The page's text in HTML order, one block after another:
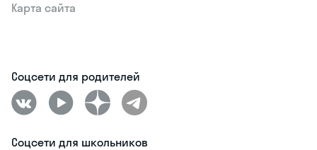
Карта сайта
Соцсети для родителей
Соцсети для школьников